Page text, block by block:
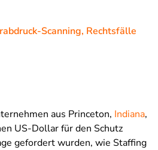
Scanning, Rechtsfälle
aus Princeton, Indiana,
US-Dollar für den Schutz
gefordert wurden, wie Staffing